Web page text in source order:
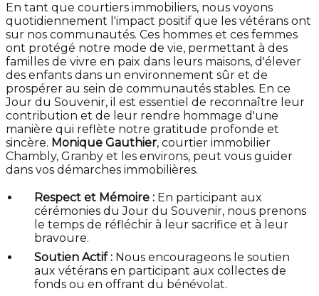
En tant que courtiers immobiliers, nous voyons
quotidiennement l'impact positif que les vétérans ont
sur nos communautés. Ces hommes et ces femmes
ont protégé notre mode de vie, permettant à des
familles de vivre en paix dans leurs maisons, d'élever
des enfants dans un environnement sûr et de
prospérer au sein de communautés stables. En ce
Jour du Souvenir, il est essentiel de reconnaître leur
contribution et de leur rendre hommage d'une
manière qui reflète notre gratitude profonde et
sincère. Monique Gauthier, courtier immobilier
Chambly, Granby et les environs, peut vous guider
dans vos démarches immobilières.
Respect et Mémoire : En participant aux
cérémonies du Jour du Souvenir, nous prenons
le temps de réfléchir à leur sacrifice et à leur
bravoure.
Soutien Actif : Nous encourageons le soutien
aux vétérans en participant aux collectes de
fonds ou en offrant du bénévolat.